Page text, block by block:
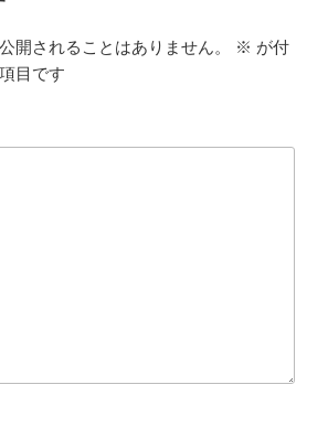
開されることはありません。 ※ が付
目です